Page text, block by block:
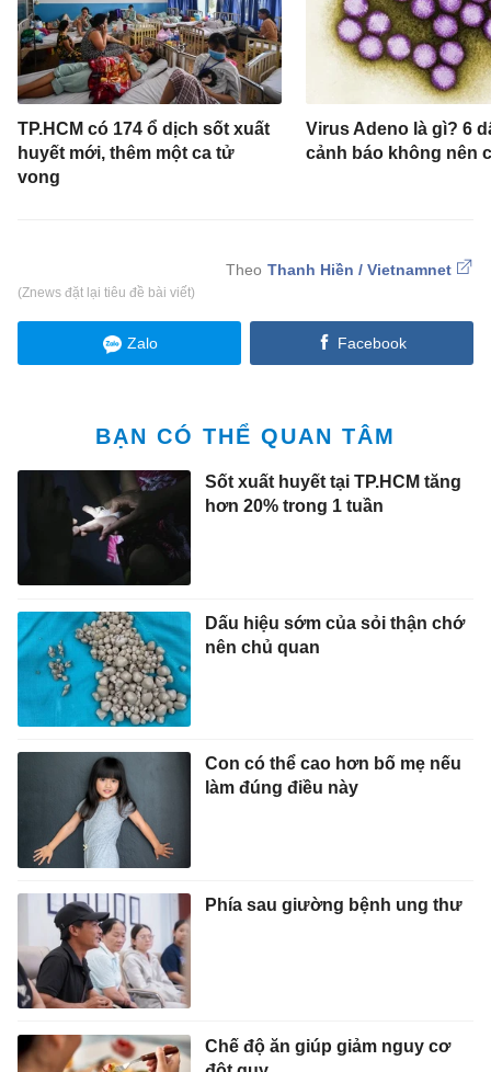
TP.HCM có 174 ổ dịch sốt xuất
huyết mới, thêm một ca tử
vong
Virus Adeno là gì? 6
cảnh báo không nên
Thanh Hiền / Vietnamnet
(Znews đặt lại tiêu đề bài viết)
Zalo Facebook
BẠN CÓ THỂ QUAN TÂM
Sốt xuất huyết tại TP.HCM tăng
hơn 20% trong 1 tuần
Dấu hiệu sớm của sỏi thận chớ
nên chủ quan
Con có thể cao hơn bố mẹ nếu
làm đúng điều này
Phía sau giường bệnh ung thư
Chế độ ăn giúp giảm nguy cơ